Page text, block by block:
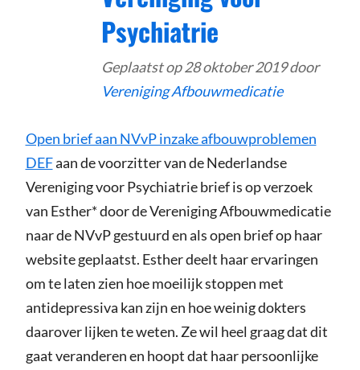
Psychiatrie
Geplaatst op28 oktober 2019door
Vereniging Afbouwmedicatie
Open brief aan NVvP inzake afbouwproblemen
DEFaan de voorzitter van de Nederlandse
Vereniging voor Psychiatrie brief is op verzoek
van Esther* door de Vereniging Afbouwmedicatie
naar de NVvP gestuurd en als open brief op haar
website geplaatst. Esther deelt haar ervaringen
om te laten zien hoe moeilijk stoppen met
antidepressiva kan zijn en hoe weinig dokters
daarover lijken te weten. Ze wil heel graag dat dit
gaat veranderen en hoopt dat haar persoonlijke